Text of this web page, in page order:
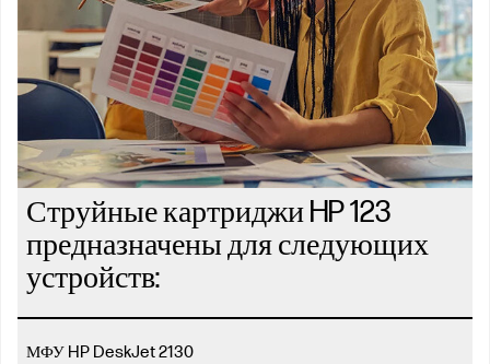
Струйные картриджи HP 123
предназначены для следующих
устройств:
МФУ HP DeskJet 2130